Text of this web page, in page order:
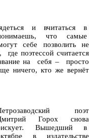
и вчитаться в
что самые
себе позволить не
поэтессой считается
на себя – просто
ничего, кто же вернёт
поэт
Горох снова
Вышедший в
в издательстве